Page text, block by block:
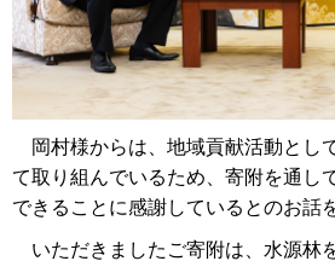
岡村様からは、地域貢献活動とし
て取り組んでいるため、寄附を通し
できることに感謝しているとのお話
いただきましたご寄附は、水源林